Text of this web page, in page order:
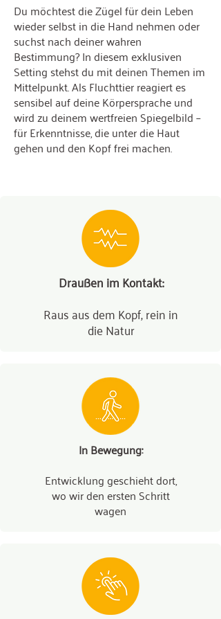
Du möchtest die Zügel für dein Leben
wieder selbst in die Hand nehmen oder
suchst nach deiner wahren
Bestimmung? In diesem exklusiven
Setting stehst du mit deinen Themen im
Mittelpunkt. Als Fluchttier reagiert es
sensibel auf deine Körpersprache und
wird zu deinem wertfreien Spiegelbild –
für Erkenntnisse, die unter die Haut
gehen und den Kopf frei machen.
Draußen im Kontakt:
Raus aus dem Kopf, rein in
die Natur
I⁠n Bewegung:
Entwicklung geschieht dort,
wo wir den ersten Schritt
wagen